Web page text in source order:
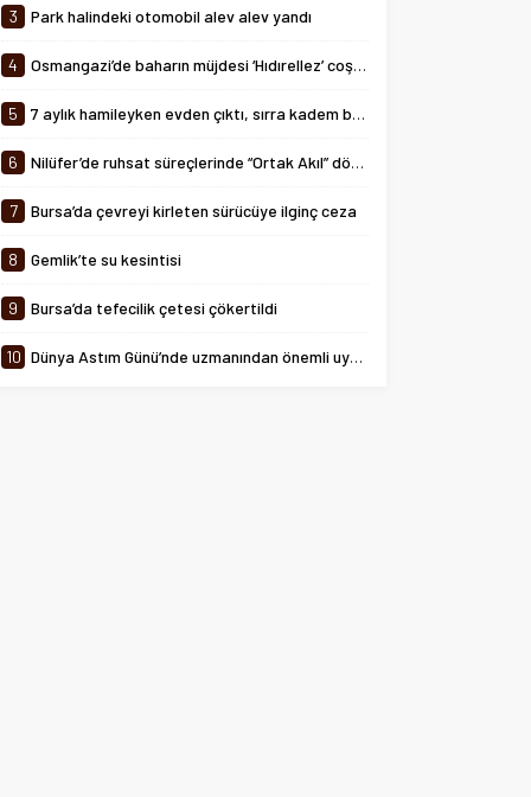
arasında...
3 Park halindeki otomobil alev alev yandı
4 Osmangazi’de baharın müjdesi ‘Hıdırellez’ coşkuyla kutlandı
5 7 aylık hamileyken evden çıktı, sırra kadem bastı
6 Nilüfer’de ruhsat süreçlerinde “Ortak Akıl” dönemi
7 Bursa’da çevreyi kirleten sürücüye ilginç ceza
8 Gemlik’te su kesintisi
9 Bursa’da tefecilik çetesi çökertildi
10 Dünya Astım Günü’nde uzmanından önemli uyarılar